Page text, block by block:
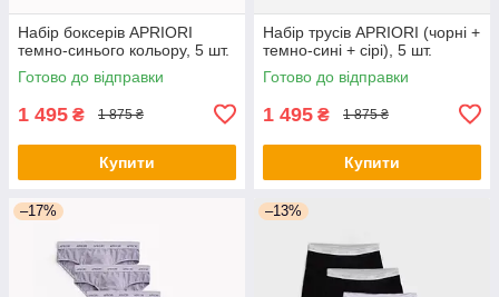
Набір боксерів APRIORI
темно-синього кольору, 5 шт.
Готово до відправки
1 495 ₴ 1 875 ₴
Купити
Набір трусів APRIORI (чорні +
темно-сині + сірі), 5 шт.
Готово до відправки
1 495 ₴ 1 875 ₴
Купити
–17% –13%